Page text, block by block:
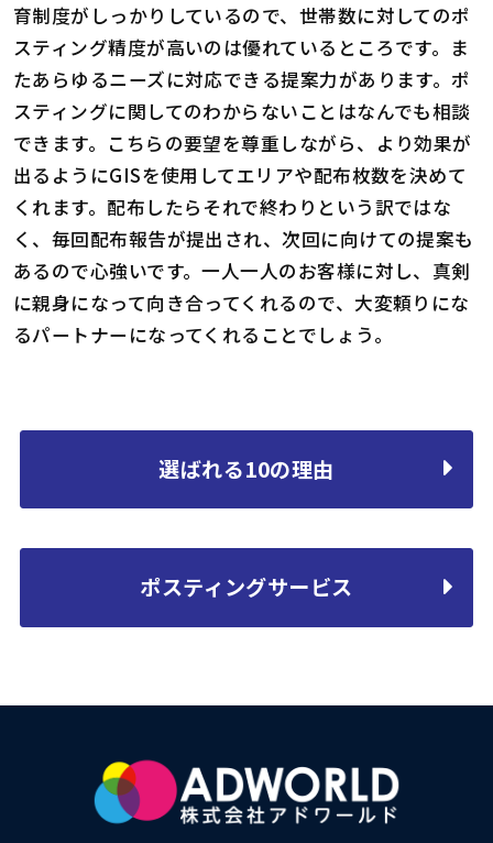
育制度がしっかりしているので、世帯数に対してのポ
スティング精度が高いのは優れているところです。ま
たあらゆるニーズに対応できる提案力があります。ポ
スティングに関してのわからないことはなんでも相談
できます。こちらの要望を尊重しながら、より効果が
出るようにGISを使用してエリアや配布枚数を決めて
くれます。配布したらそれで終わりという訳ではな
く、毎回配布報告が提出され、次回に向けての提案も
あるので心強いです。一人一人のお客様に対し、真剣
に親身になって向き合ってくれるので、大変頼りにな
るパートナーになってくれることでしょう。
選ばれる10の理由
ポスティングサービス